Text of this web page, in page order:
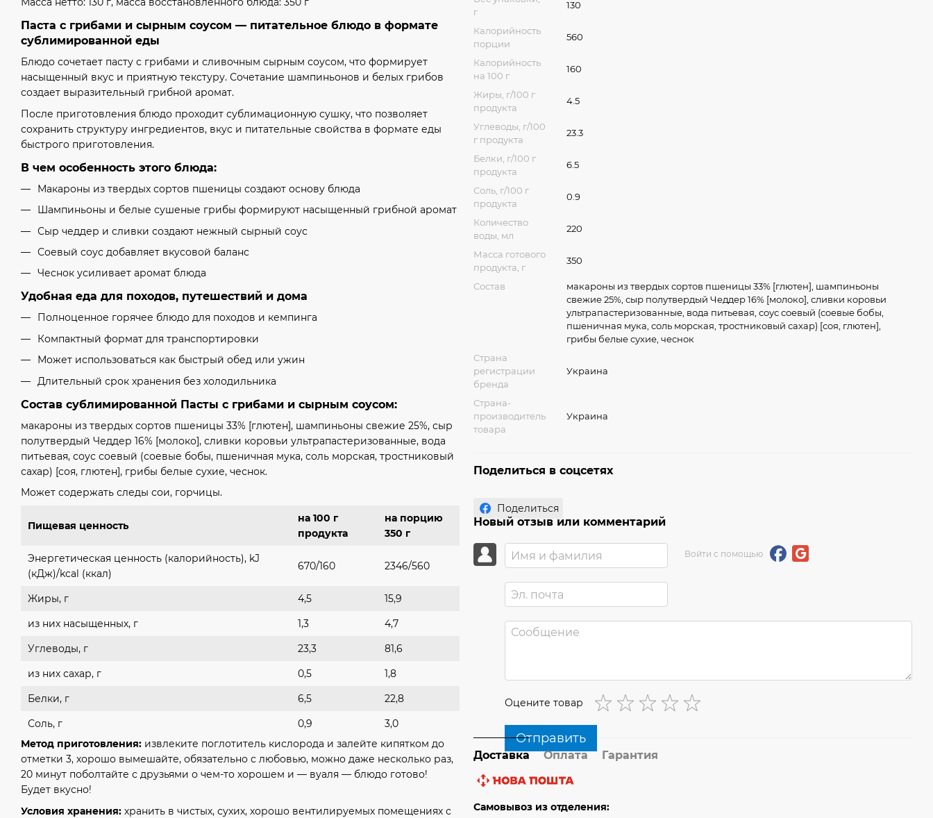
Паста с грибами и сырным соусом — питательное блюдо в формате
сублимированной еды
Блюдо сочетает пасту с грибами и сливочным сырным соусом, что формирует
насыщенный вкус и приятную текстуру. Сочетание шампиньонов и белых грибов
создает выразительный грибной аромат.
После приготовления блюдо проходит сублимационную сушку, что позволяет
сохранить структуру ингредиентов, вкус и питательные свойства в формате еды
быстрого приготовления.
В чем особенность этого блюда:
Макароны из твердых сортов пшеницы создают основу блюда
Шампиньоны и белые сушеные грибы формируют насыщенный грибной аромат
Сыр чеддер и сливки создают нежный сырный соус
Соевый соус добавляет вкусовой баланс
Чеснок усиливает аромат блюда
Удобная еда для походов, путешествий и дома
Полноценное горячее блюдо для походов и кемпинга
Компактный формат для транспортировки
Может использоваться как быстрый обед или ужин
Длительный срок хранения без холодильника
Состав сублимированной Пасты с грибами и сырным соусом:
макароны из твердых сортов пшеницы 33% [глютен], шампиньоны свежие 25%, сыр
полутвердый Чеддер 16% [молоко], сливки коровьи ультрапастеризованные, вода
питьевая, соус соевый (соевые бобы, пшеничная мука, соль морская, тростниковый
сахар) [соя, глютен], грибы белые сухие, чеснок.
Может содержать следы сои, горчицы.
Пищевая ценность
на 100 г
продукта
на порцию
350 г
Энергетическая ценность (калорийность), kJ
(кДж)/kcal (ккал)
670/160 2346/560
Жиры, г 4,5
15,9
из них насыщенных, г
1,3
4,7
Углеводы, г
23,3
81,6
из них сахар, г
0,5
1,8
Белки, г
6,5
22,8
Соль, г
0,9
3,0
Метод приготовления: извлеките поглотитель кислорода и залейте кипятком до
отметки 3, хорошо вымешайте, обязательно с любовью, можно даже несколько раз,
20 минут поболтайте с друзьями о чем-то хорошем и — вуаля — блюдо готово!
Будет вкусно!
Условия хранения: хранить в чистых, сухих, хорошо вентилируемых помещениях с
г
130
Калорийность
порции
560
Калорийность
на 100 г
160
Жиры, г/100 г
продукта
4.5
Углеводы, г/100
г продукта
23.3
Белки, г/100 г
продукта
6.5
Соль, г/100 г
продукта
0.9
Количество
воды, мл
220
Масса готового
продукта, г
350
Состав
макароны из твердых сортов пшеницы 33% [глютен], шампиньоны
свежие 25%, сыр полутвердый Чеддер 16% [молоко], сливки коровьи
ультрапастеризованные, вода питьевая, соус соевый (соевые бобы,
пшеничная мука, соль морская, тростниковый сахар) [соя, глютен],
грибы белые сухие, чеснок
Страна
регистрации
бренда
Украина
Страна-
производитель
товара
Украина
Поделиться в соцсетях
Поделиться
Новый отзыв или комментарий
Войти с помощью
Оцените товар
Отправить
Доставка Оплата Гарантия
Самовывоз из отделения: